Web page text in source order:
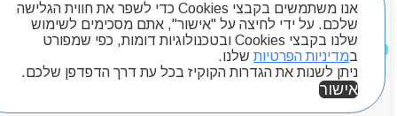
אנו משתמשים בקבצי Cookies כדי לשפר את חווית הגלישה
שלכם. על ידי לחיצה על "אישור", אתם מסכימים לשימוש
שלנו בקבצי Cookies ובטכנולוגיות דומות, כפי שמפורט
במדיניות הפרטיות שלנו.
ניתן לשנות את הגדרות הקוקיז בכל עת דרך הדפדפן שלכם.
אישור
מוצרים שאהבתי